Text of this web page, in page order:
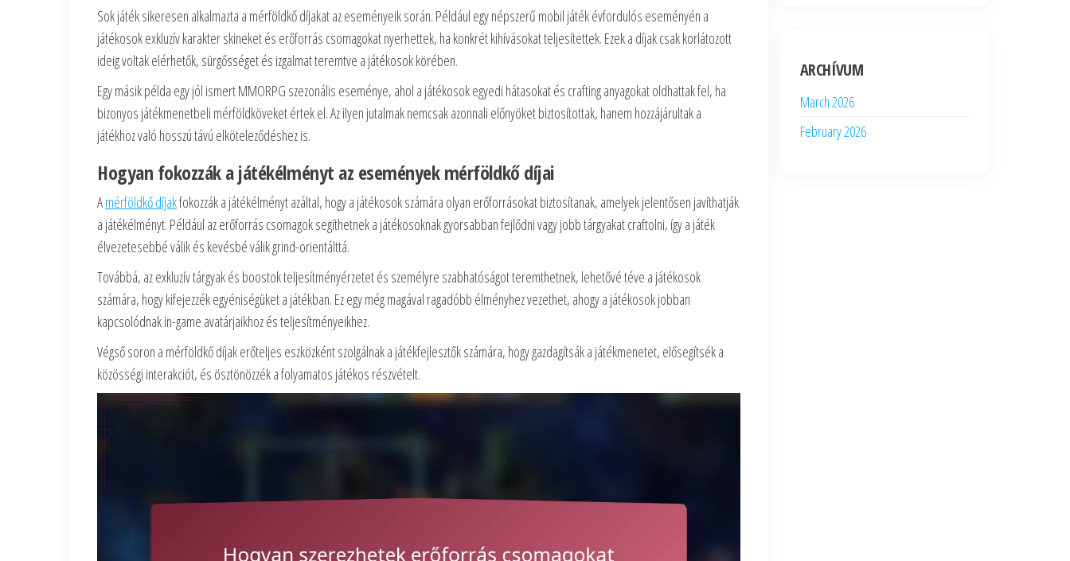
Sok játék sikeresen alkalmazta a mérföldkő díjakat az eseményeik során. Például egy népszerű mobil játék évfordulós eseményén a
játékosok exkluzív karakter skineket és erőforrás csomagokat nyerhettek, ha konkrét kihívásokat teljesítettek. Ezek a díjak csak korlátozott
ideig voltak elérhetők, sürgősséget és izgalmat teremtve a játékosok körében.
Egy másik példa egy jól ismert MMORPG szezonális eseménye, ahol a játékosok egyedi hátasokat és crafting anyagokat oldhattak fel, ha
bizonyos játékmenetbeli mérföldköveket értek el. Az ilyen jutalmak nemcsak azonnali előnyöket biztosítottak, hanem hozzájárultak a
játékhoz való hosszú távú elköteleződéshez is.
Hogyan fokozzák a játékélményt az események mérföldkő díjai
Amérföldkő díjakfokozzák a játékélményt azáltal, hogy a játékosok számára olyan erőforrásokat biztosítanak, amelyek jelentősen javíthatják
a játékélményt. Például az erőforrás csomagok segíthetnek a játékosoknak gyorsabban fejlődni vagy jobb tárgyakat craftolni, így a játék
élvezetesebbé válik és kevésbé válik grind-orientálttá.
Továbbá, az exkluzív tárgyak és boostok teljesítményérzetet és személyre szabhatóságot teremthetnek, lehetővé téve a játékosok
számára, hogy kifejezzék egyéniségüket a játékban. Ez egy még magával ragadóbb élményhez vezethet, ahogy a játékosok jobban
kapcsolódnak in-game avatárjaikhoz és teljesítményeikhez.
Végső soron a mérföldkő díjak erőteljes eszközként szolgálnak a játékfejlesztők számára, hogy gazdagítsák a játékmenetet, elősegítsék a
közösségi interakciót, és ösztönözzék a folyamatos játékos részvételt.
ARCHÍVUM
March 2026
February 2026